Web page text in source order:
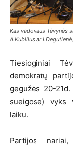
Kas vadovaus Tėvynės
A.Kubilius ar
Tiesioginiai
demokratų
gegužės 20-
sueigose) vyks
laiku.
Partijos nariai,